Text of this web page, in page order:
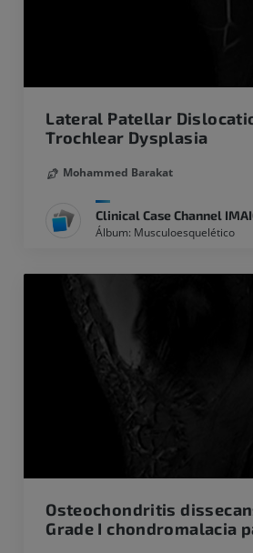
Lateral Patellar
Trochlear Dysplasia
Mohammed Barakat
Clinical Case Channel
Álbum: Musculoesquelético
Osteochondritis
Grade I chondromalacia